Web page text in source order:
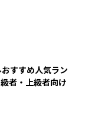
すすめ人気ラン
者・上級者向け